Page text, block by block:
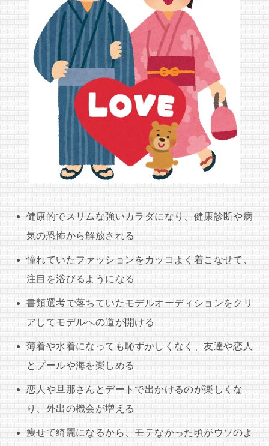
健康的でスリムな強いカラダになり、健康診断や病
気の恐怖から解放される
憧れていたファッションをカッコよく着こなせて、
注目を浴びるようになる
書類選考で落ちていたモデルオーディションをクリ
アしてモデルへの道が開ける
薄着や水着になっても恥ずかしくなく、友達や恋人
とプールや海を楽しめる
恋人や旦那さんとデートで出かけるのが楽しくな
り、外出の機会が増える
痩せて綺麗になるから、モテなかった頃がウソのよ